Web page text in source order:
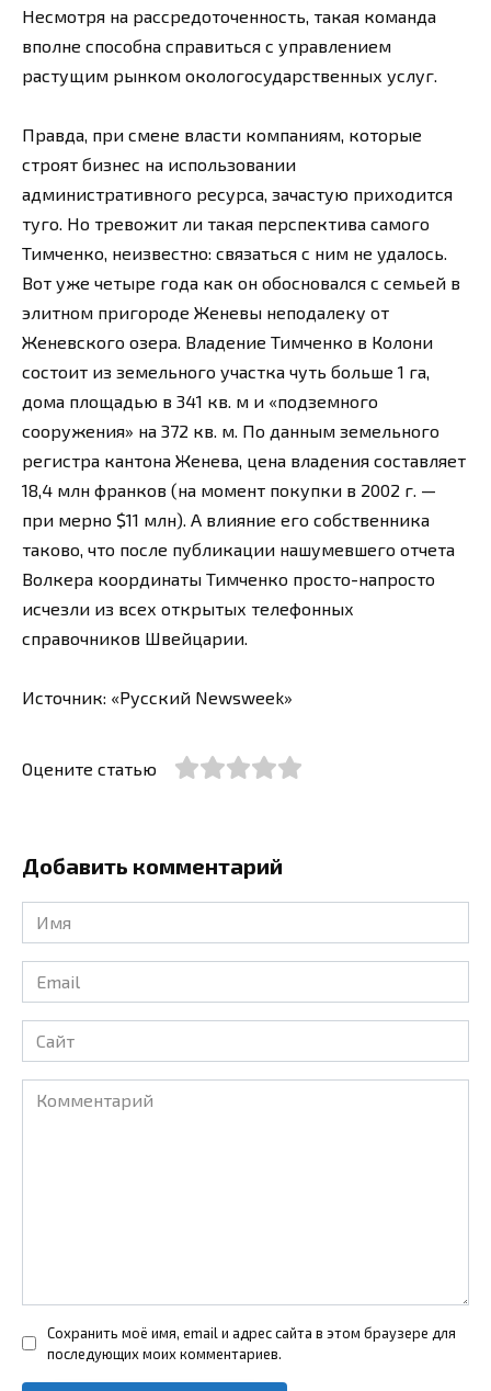
Несмотря на рассредоточенность, такая команда
вполне способна справиться с управлением
растущим рынком окологосударственных услуг.
Правда, при смене власти компаниям, которые
строят бизнес на использовании
административного ресурса, зачастую приходится
туго. Но тревожит ли такая перспектива самого
Тимченко, неизвестно: связаться с ним не удалось.
Вот уже четыре года как он обосновался с семьей в
элитном пригороде Женевы неподалеку от
Женевского озера. Владение Тимченко в Колони
состоит из земельного участка чуть больше 1 га,
дома площадью в 341 кв. м и «подземного
сооружения» на 372 кв. м. По данным земельного
регистра кантона Женева, цена владения составляет
18,4 млн франков (на момент покупки в 2002 г. —
при мерно $11 млн). А влияние его собственника
таково, что после публикации нашумевшего отчета
Волкера координаты Тимченко просто-напросто
исчезли из всех открытых телефонных
справочников Швейцарии.
Источник: «Русский Newsweek»
Оцените статью
Добавить комментарий
Имя
*
Email
*
Сайт
Комментарий
Сохранить моё имя, email и адрес сайта в этом браузере для
последующих моих комментариев.